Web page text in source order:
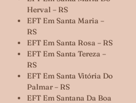
Herval – RS
EFT Em Santa Maria –
RS
EFT Em Santa Rosa – RS
EFT Em Santa Tereza –
RS
EFT Em Santa Vitória Do
Palmar – RS
EFT Em Santana Da Boa